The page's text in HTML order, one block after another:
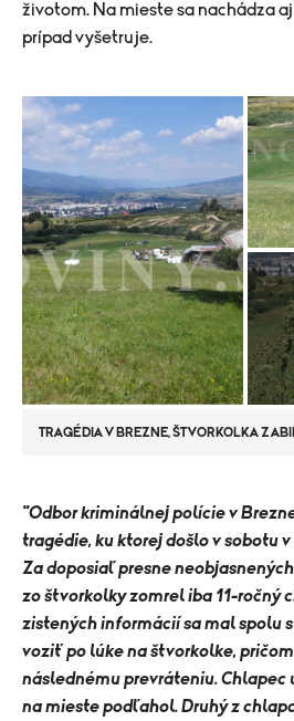
životom. Na mieste sa nachádza
prípad vyšetruje.
TRAGÉDIA V BREZNE, ŠTVORKOLKA
"​Odbor kriminálnej polície v
tragédie, ku ktorej došlo v sobotu
Za doposiaľ presne
zo štvorkolky zomrel iba 11-ročný
zistených informácií sa mal spolu
voziť po lúke na štvorkolke,
následnému prevráteniu. Chlapec
na mieste podľahol. Druhý z